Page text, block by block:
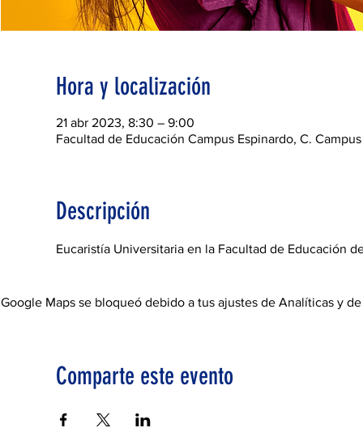
Hora y localización
21 abr 2023, 8:30 – 9:00
Facultad de Educación Campus Espinardo, C.
Descripción
Eucaristía Universitaria en la Facultad de Educación
Google Maps se bloqueó debido a tus ajustes de Analíticas y
Comparte este evento